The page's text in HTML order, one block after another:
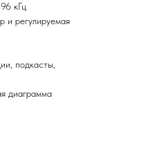
кГц
и регулируемая
подкасты,
диаграмма